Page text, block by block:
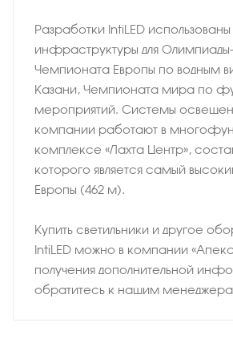
Разработки IntiLED
инфраструктуры для
Чемпионата Европы по водным
Казани, Чемпионата мира по
мероприятий. Системы
компании работают в
комплексе «Лахта Центр»,
которого является самый
Европы (462 м).
Купить светильники и другое
IntiLED можно в компании
получения дополнительной
обратитесь к нашим